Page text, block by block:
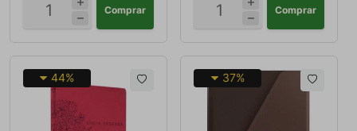
Comprar Comprar
44% 37%